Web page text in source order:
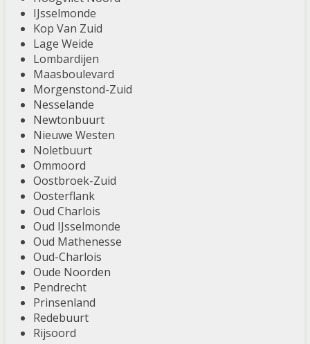
IJsselmonde
Kop Van Zuid
Lage Weide
Lombardijen
Maasboulevard
Morgenstond-Zuid
Nesselande
Newtonbuurt
Nieuwe Westen
Noletbuurt
Ommoord
Oostbroek-Zuid
Oosterflank
Oud Charlois
Oud IJsselmonde
Oud Mathenesse
Oud-Charlois
Oude Noorden
Pendrecht
Prinsenland
Redebuurt
Rijsoord